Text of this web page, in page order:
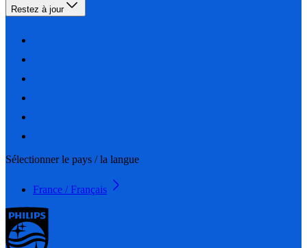
Restez à jour
Sélectionner le pays / la langue
France / Français